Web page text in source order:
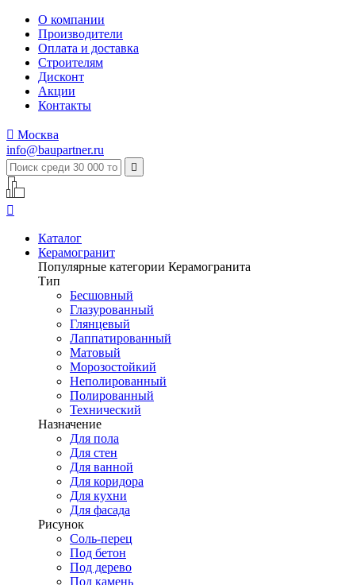
О компании
Производители
Оплата и доставка
Строителям
Дисконт
Акции
Контакты
 Москва
info@baupartner.ru


Каталог
Керамогранит
Популярные категории Керамогранита
Тип
Бесшовный
Глазурованный
Глянцевый
Лаппатированный
Матовый
Морозостойкий
Неполированный
Полированный
Технический
Назначение
Для пола
Для стен
Для ванной
Для коридора
Для кухни
Для фасада
Рисунок
Соль-перец
Под бетон
Под дерево
Под камень